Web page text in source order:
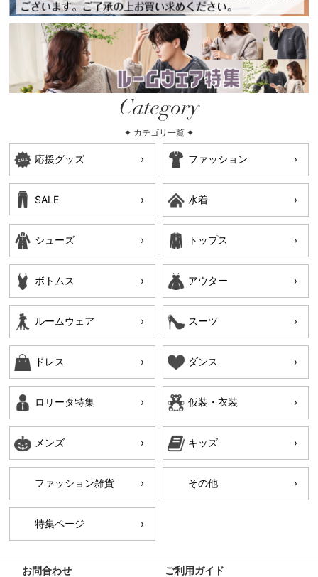
Category
✦ カテゴリ一覧 ✦
応援グッズ ファッション
SALE 水着
シューズ トップス
ボトムス アウター
ルームウェア スーツ
ドレス ダンス
ロリータ特集 仮装・衣装
メンズ キッズ
ファッション雑貨 その他
特集ページ
お問合わせ ご利用ガイド